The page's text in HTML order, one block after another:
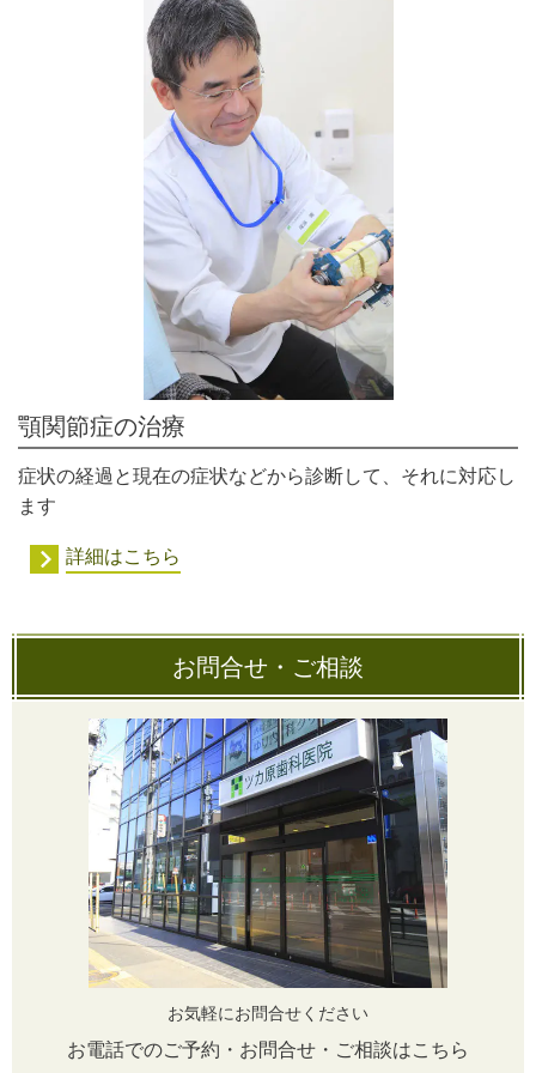
顎関節症の治療
症状の経過と現在の症状などから診断して、それに対応し
ます
詳細はこちら
お問合せ・ご相談
お気軽にお問合せください
お電話でのご予約・お問合せ・ご相談はこちら